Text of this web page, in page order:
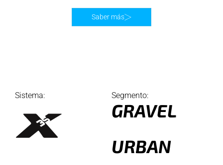
Sistema: Segmento:
GRAVEL
URBAN
Saber más